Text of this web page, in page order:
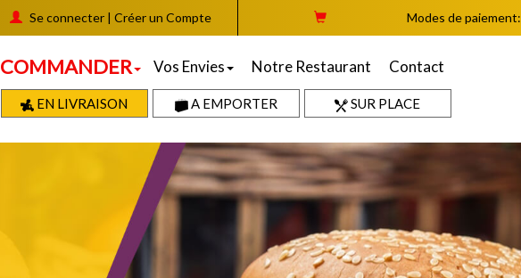
Se connecter| Créer un Compte Modes de paiement:
COMMANDER Vos Envies Notre Restaurant Contact
EN LIVRAISON A EMPORTER SUR PLACE